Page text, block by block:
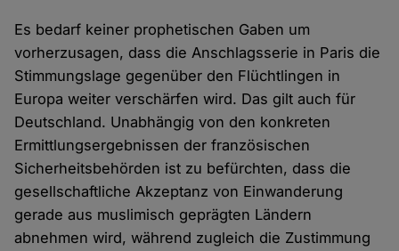
Es bedarf keiner prophetischen Gaben um
vorherzusagen, dass die Anschlagsserie in Paris die
Stimmungslage gegenüber den Flüchtlingen in
Europa weiter verschärfen wird. Das gilt auch für
Deutschland. Unabhängig von den konkreten
Ermittlungsergebnissen der französischen
Sicherheitsbehörden ist zu befürchten, dass die
gesellschaftliche Akzeptanz von Einwanderung
gerade aus muslimisch geprägten Ländern
abnehmen wird, während zugleich die Zustimmung